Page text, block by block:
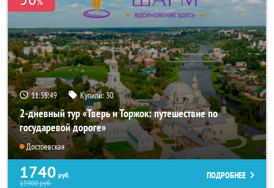
11:55:48 Купили:30
2-дневный тур «Тверь и Торжок: путешествие по
государевой дороге»
Достоевская
1740 руб.
13900руб.
ПОДРОБНЕЕ